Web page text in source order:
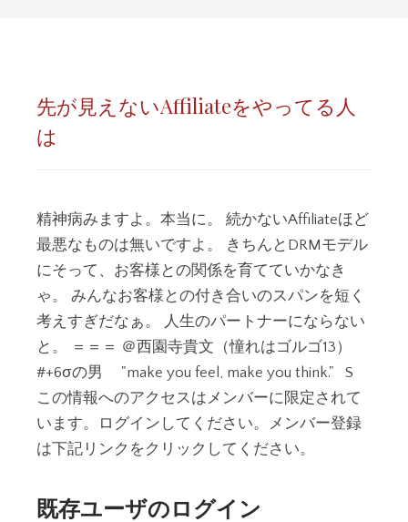
先が見えないAffiliateをやってる人
は
精神病みますよ。本当に。 続かないAffiliateほど
最悪なものは無いですよ。 きちんとDRMモデル
にそって、お客様との関係を育てていかなき
ゃ。 みんなお客様との付き合いのスパンを短く
考えすぎだなぁ。 人生のパートナーにならない
と。 ＝＝＝ ＠西園寺貴文（憧れはゴルゴ13）
#+6σの男 "make you feel, make you think." S
この情報へのアクセスはメンバーに限定されて
います。ログインしてください。メンバー登録
は下記リンクをクリックしてください。
既存ユーザのログイン